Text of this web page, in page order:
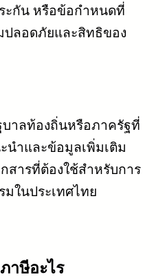
ะกัน หรือข้อกำหนดที่
ปลอดภัยและสิทธิของ
าลท้องถิ่นหรือภาครัฐที่
นำและข้อมูลเพิ่มเติม
สารที่ต้องใช้สำหรับการ
มในประเทศไทย
าษีอะไร